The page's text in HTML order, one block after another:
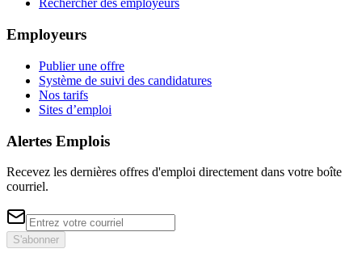
Rechercher des employeurs
Employeurs
Publier une offre
Système de suivi des candidatures
Nos tarifs
Sites d’emploi
Alertes Emplois
Recevez les dernières offres d'emploi directement dans votre boîte
courriel.
S'abonner